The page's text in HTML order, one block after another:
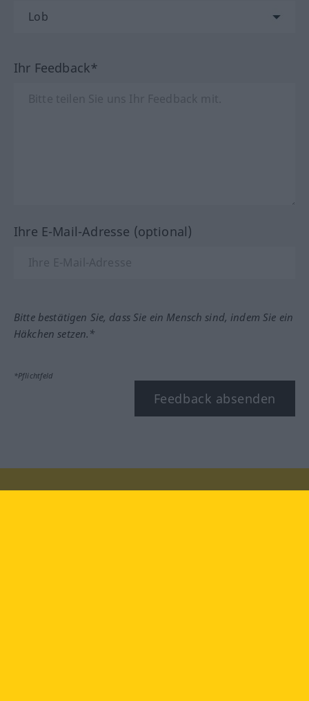
Ihr Feedback*
Ihre E-Mail-Adresse (optional)
Bitte bestätigen Sie, dass Sie ein Mensch sind, indem Sie ein
Häkchen setzen.*
*Pflichtfeld
Feedback absenden